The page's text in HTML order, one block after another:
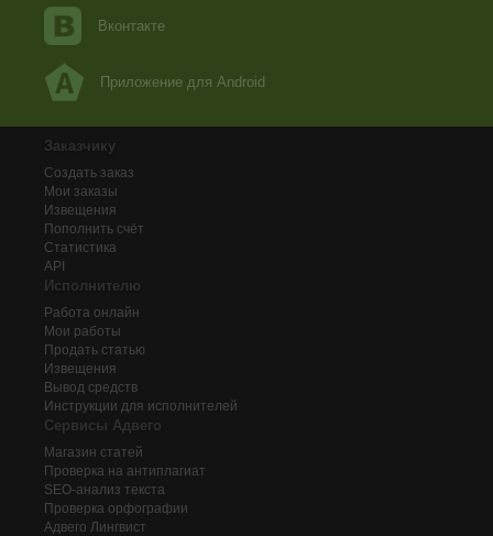
Вконтакте
Приложение для Android
Заказчику
Создать заказ
Мои заказы
Извещения
Пополнить счёт
Статистика
API
Исполнителю
Работа онлайн
Мои работы
Продать статью
Извещения
Вывод средств
Инструкции для исполнителей
Сервисы Адвего
Магазин статей
Проверка на антиплагиат
SEO-анализ текста
Проверка орфографии
Адвего Лингвист